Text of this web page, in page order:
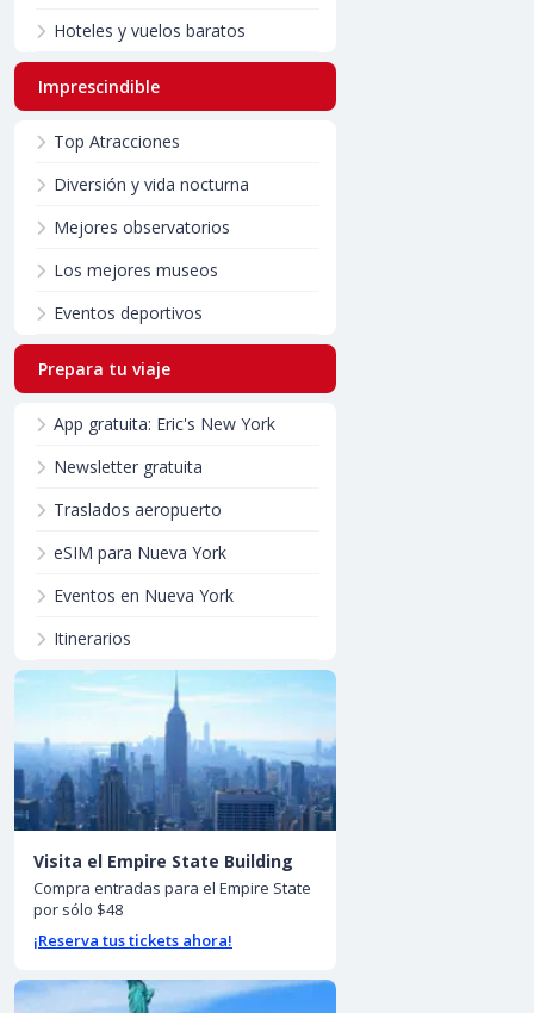
Hoteles y vuelos baratos
Imprescindible
Top Atracciones
Diversión y vida nocturna
Mejores observatorios
Los mejores museos
Eventos deportivos
Prepara tu viaje
App gratuita: Eric's New York
Newsletter gratuita
Traslados aeropuerto
eSIM para Nueva York
Eventos en Nueva York
Itinerarios
Visita el Empire State Building
Compra entradas para el Empire State
por sólo $48
¡Reserva tus tickets ahora!